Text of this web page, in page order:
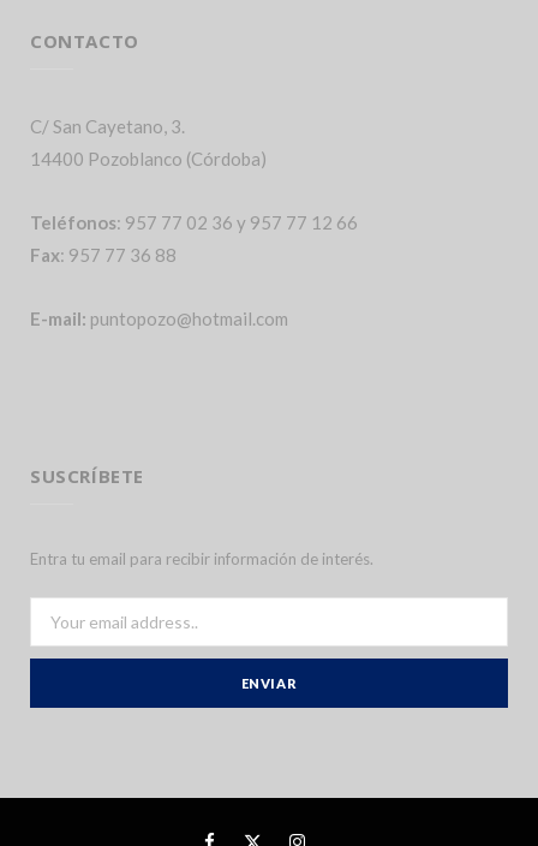
CONTACTO
C/ San Cayetano, 3.
14400 Pozoblanco (Córdoba)
Teléfonos: 957 77 02 36 y 957 77 12 66
Fax: 957 77 36 88
E-mail: puntopozo@hotmail.com
SUSCRÍBETE
Entra tu email para recibir información de interés.